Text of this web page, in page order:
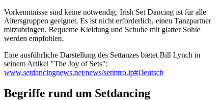
Vorkenntnisse sind keine notwendig. Irish Set Dancing ist für alle
Altersgruppen geeignet. Es ist nicht erforderlich, einen Tanzpartner
mitzubringen. Bequeme Kleidung und Schuhe mit glatter Sohle
werden empfohlen.
Eine ausführliche Darstellung des Settanzes bietet Bill Lynch in
seinem Artikel "The Joy of Sets":
www.setdancingnews.net/news/setintro.lp#Deutsch
Begriffe rund um Setdancing